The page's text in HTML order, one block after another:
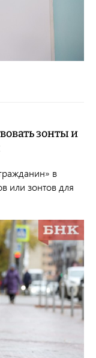
зонты и
в
или зонтов для